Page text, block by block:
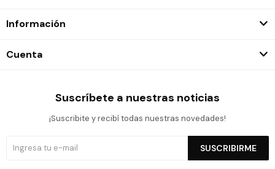
Información
Cuenta
Suscríbete a nuestras noticias
¡Suscribite y recibí todas nuestras novedades!
SUSCRIBIRME